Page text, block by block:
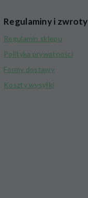
Regulaminy i zwroty
Regulamin sklepu
Polityka prywatności
Formy dostawy
Koszty wysyłki